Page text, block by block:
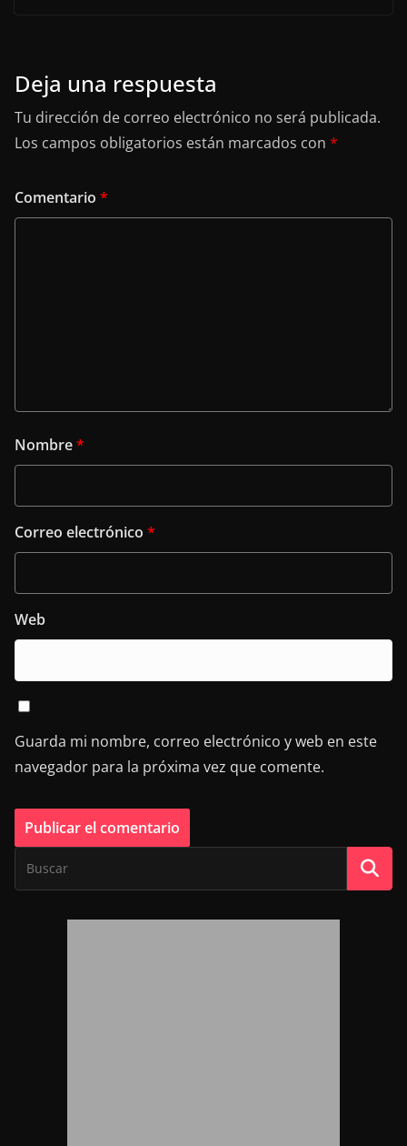
Deja una respuesta
Tu dirección de correo electrónico no será publicada.
Los campos obligatorios están marcados con *
Comentario *
Nombre*
Correo electrónico *
Web
Guarda mi nombre, correo electrónico y web en este
navegador para la próxima vez que comente.